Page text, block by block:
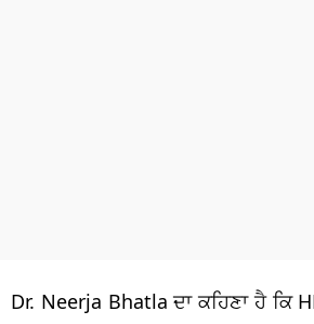
Dr. Neerja Bhatla ਦਾ ਕਹਿਣਾ ਹੈ ਕਿ